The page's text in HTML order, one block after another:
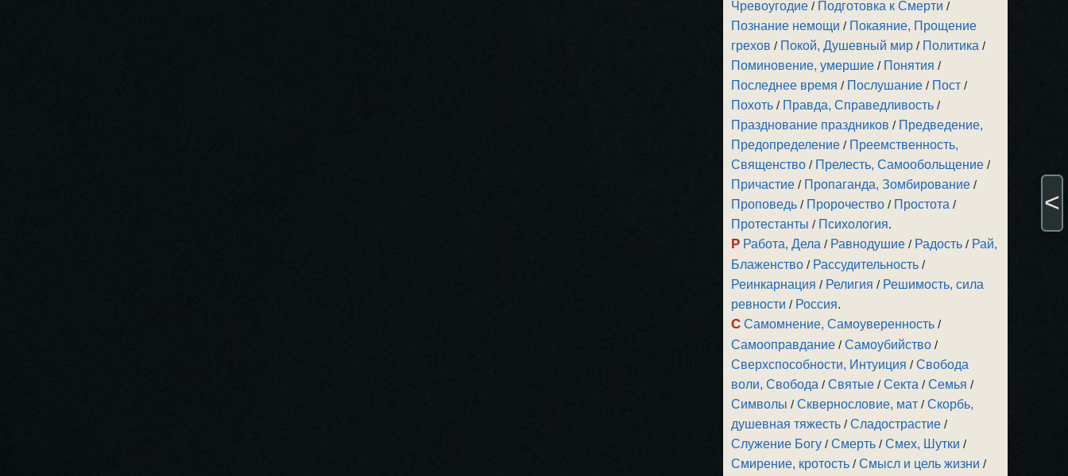
Чревоугодие / Подготовка к Смерти /
Познание немощи / Покаяние, Прощение
грехов / Покой, Душевный мир / Политика /
Поминовение, умершие / Понятия /
Последнее время / Послушание / Пост /
Похоть / Правда, Справедливость /
Празднование праздников / Предведение,
Предопределение / Преемственность,
Священство / Прелесть, Самообольщение /
Причастие / Пропаганда, Зомбирование /
Проповедь / Пророчество / Простота /
Протестанты / Психология.
Р Работа, Дела / Равнодушие / Радость / Рай,
Блаженство / Рассудительность /
Реинкарнация / Религия / Решимость, сила
ревности / Россия.
С Самомнение, Самоуверенность /
Самооправдание /Самоубийство /
Сверхспособности, Интуиция /Свобода
воли, Свобода /Святые /Секта /Семья /
Символы /Сквернословие, мат /Скорбь,
душевная тяжесть /Сладострастие /
Служение Богу /Смерть /Смех, Шутки /
Смирение, кротость /Смысл и цель жизни /
<